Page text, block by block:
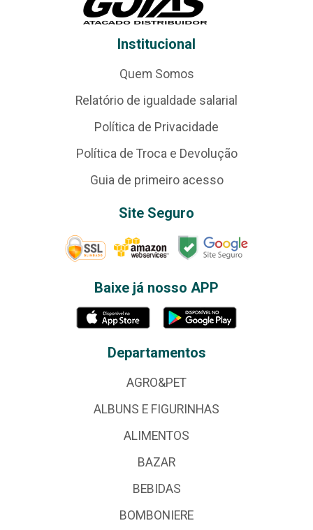
Institucional
Quem Somos
Relatório de igualdade salarial
Política de Privacidade
Política de Troca e Devolução
Guia de primeiro acesso
Site Seguro
Baixe já nosso APP
Departamentos
AGRO&PET
ALBUNS E FIGURINHAS
ALIMENTOS
BAZAR
BEBIDAS
BOMBONIERE